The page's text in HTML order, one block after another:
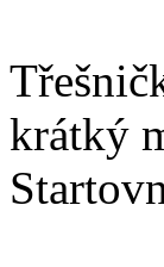
krátký